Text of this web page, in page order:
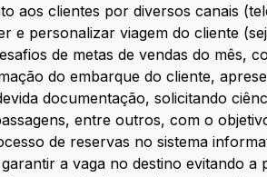
aos clientes por diversos canais
e personalizar viagem do cliente
de metas de vendas do mês,
do embarque do cliente,
documentação, solicitando
entre outros, com o
de reservas no sistema
a vaga no destino evitando a